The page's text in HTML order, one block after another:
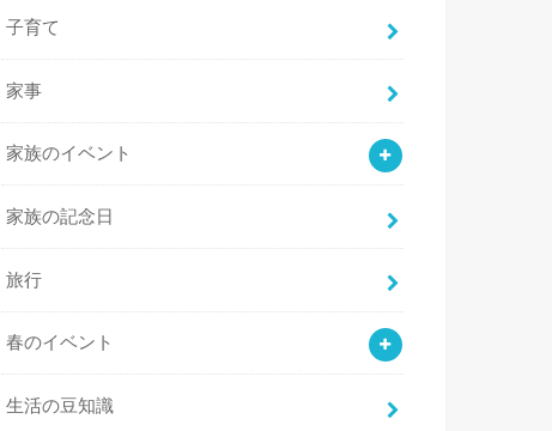
子育て
家事
家族のイベント
家族の記念日
旅行
春のイベント
生活の豆知識